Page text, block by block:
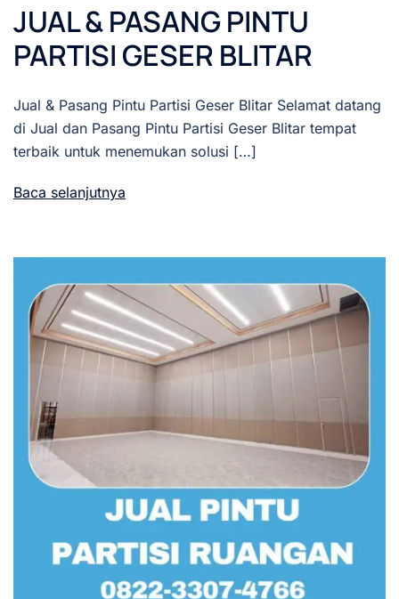
JUAL & PASANG PINTU
PARTISI GESER BLITAR
Jual & Pasang Pintu Partisi Geser Blitar Selamat datang
di Jual dan Pasang Pintu Partisi Geser Blitar tempat
terbaik untuk menemukan solusi […]
Baca selanjutnya